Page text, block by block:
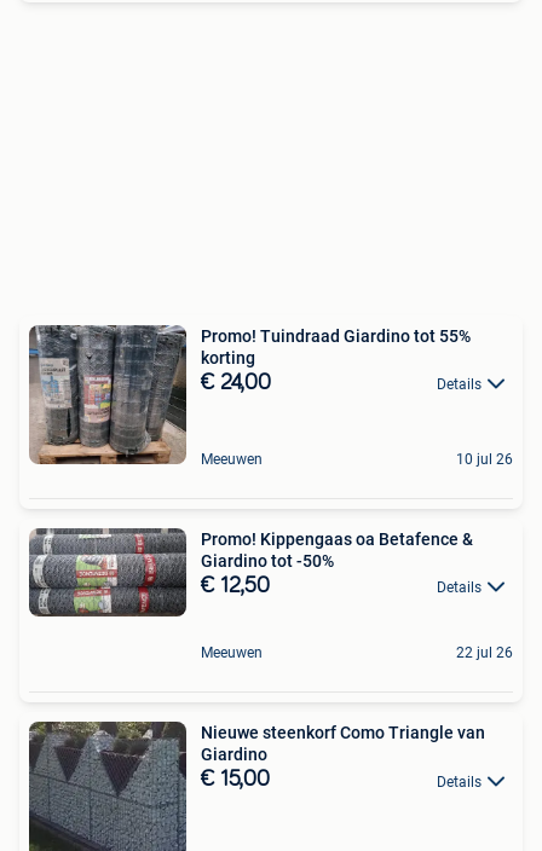
Promo! Tuindraad Giardino tot 55%
korting
€ 24,00 Details
Meeuwen 10 jul 26
Promo! Kippengaas oa Betafence &
Giardino tot -50%
€ 12,50 Details
Meeuwen 22 jul 26
Nieuwe steenkorf Como Triangle van
Giardino
€ 15,00 Details